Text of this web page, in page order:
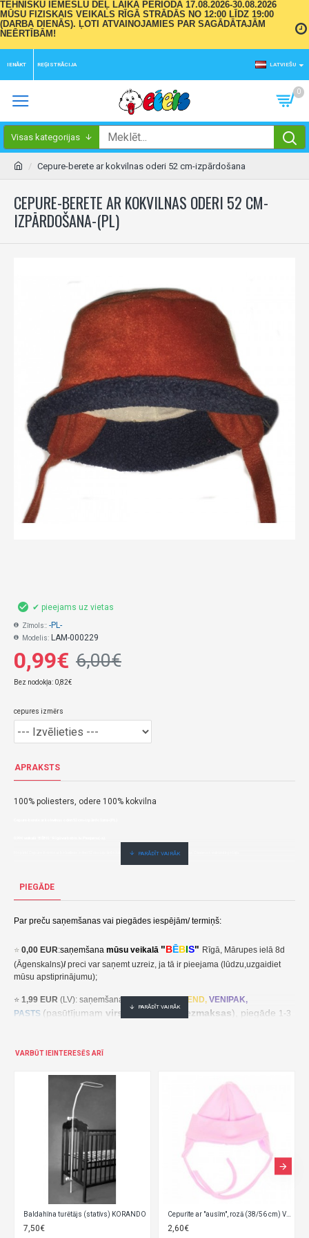
TEHNISKU IEMESLU DĒĻ LAIKA PERIODĀ 17.08.2026-30.08.2026
MŪSU FIZISKAIS VEIKALS RĪGĀ STRĀDĀS NO 12:00 LĪDZ 19:00
(DARBA DIENĀS). ĻOTI ATVAINOJAMIES PAR SAGĀDĀTAJĀM
NEĒRTĪBĀM!
IENĀKT REĢISTRĀCIJA LATVIEŠU
0
Visas kategorijas
Cepure-berete ar kokvilnas oderi 52 cm-izpārdošana
CEPURE-BERETE AR KOKVILNAS ODERI 52 CM-
IZPĀRDOŠANA-(PL)
0,99€ 6,00€
Bez nodokļa: 0,82€
✔ pieejams uz vietas
Zīmols:: -PL-
Modelis: LAM-000229
cepures izmērs
APRAKSTS
100% poliesters, odere 100% kokvilna
Nopirkt Cepure-berete ar kokvilnas oderi 52 cm-izpārdošana--par zemu cenu,ātri,ērti,bez gaidīšanas.Cenas no vairumtirgotāja.
PIEGĀDE
Par preču saņemšanas vai piegādes iespējām/ termiņš:
⭐ 0,00 EUR:saņemšana mūsu veikalā "BĒBIS" Rīgā, Mārupes ielā 8d
(Āgenskalns)/preci var saņemt uzreiz, ja tā ir pieejama (lūdzu,uzgaidiet
mūsu apstiprinājumu);
⭐ 1,99 EUR (LV): saņemšana pakomātā SEND, VENIPAK,
PASTS (pasūtījumam virs 30,00 EUR- bezmaksas), piegāde 1-3
⭐2,49 EUR(LT, EE): saņemšana pakomātā
2,49 EUR kättesaamine pakiautomaadis UNISEND, Udrop,
kohaletoimetamine 2-5 tööpäeva jooksul;
LT: 2,49 EUR gavimas siuntų automate UNISEND, Udrop, LPExpress,
pristatymas per 2–5 darbo dienas;
(LV): saņemšana Paku Skapis (pasūtījumam
virs
30,00 EUR- bezmaksas
1-3 darba dienu laikā;
??? EUR: KURJERS
- cena ir atkarīga no preču svara un izmēriem. Pēc
pasūtījuma saņemšanas mēs aprēķināsim un paziņosim kurjera piegādes
cenu/ piegāde notiek 1-3 darba dienu laikā.
VARBŪT IEINTERESĒS ARĪ
Baldahīna turētājs (statīvs) KORANDO
7,50€ 2,60€